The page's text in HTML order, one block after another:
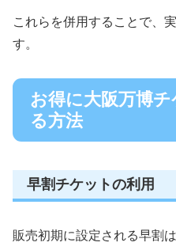
これらを併用することで、
す。
お得に大阪万博
る方法
早割チケットの利用
販売初期に設定される早割